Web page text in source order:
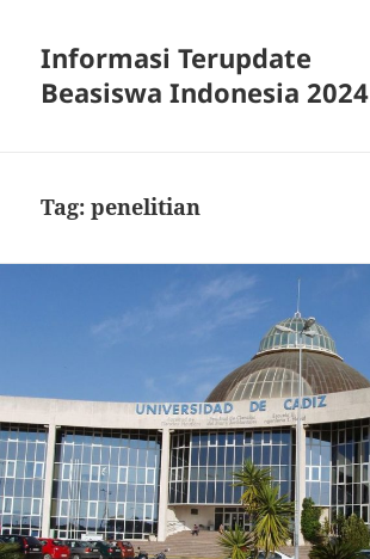
Informasi Terupdate
Beasiswa Indonesia 2024
Tag:penelitian